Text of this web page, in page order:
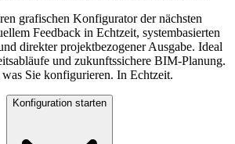
grafischen Konfigurator der nächsten
Feedback in Echtzeit, systembasierten
direkter projektbezogener Ausgabe. Ideal
und zukunftssichere BIM-Planung.
was Sie konfigurieren. In Echtzeit.
Konfiguration starten